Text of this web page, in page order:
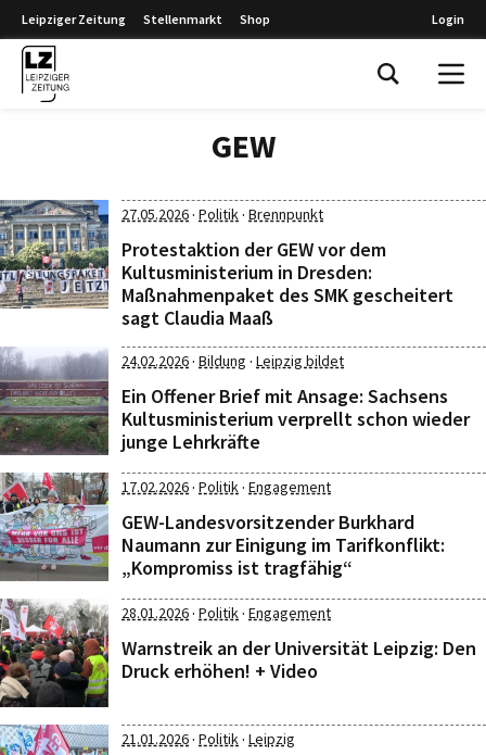
Leipziger Zeitung Stellenmarkt Shop Login
GEW
27.05.2026· Politik· Brennpunkt
Protestaktion der GEW vor dem
Kultusministerium in Dresden:
Maßnahmenpaket des SMK gescheitert
sagt Claudia Maaß
24.02.2026· Bildung · Leipzig bildet
Ein Offener Brief mit Ansage: Sachsens
Kultusministerium verprellt schon wieder
junge Lehrkräfte
17.02.2026· Politik· Engagement
GEW-Landesvorsitzender Burkhard
Naumann zur Einigung im Tarifkonflikt:
„Kompromiss ist tragfähig“
28.01.2026· Politik· Engagement
Warnstreik an der Universität Leipzig: Den
Druck erhöhen! + Video
21.01.2026· Politik· Leipzig